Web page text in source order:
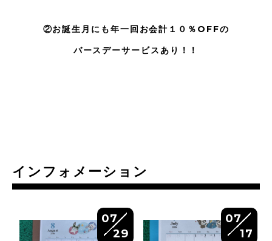
②お誕生月にも年一回お会計１０％OFFの
バースデーサービスあり！！
インフォメーション
07
29
07
17